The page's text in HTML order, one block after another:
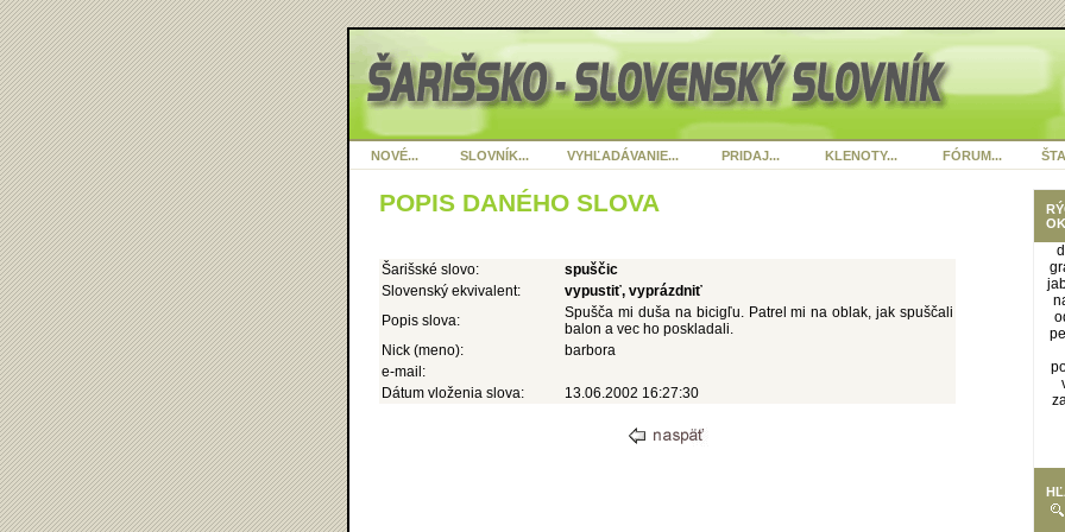
NOVÉ... SLOVNÍK... VYHĽADÁVANIE... PRIDAJ... KLENOTY... FÓRUM...
POPIS DANÉHO SLOVA
Šarišské slovo:
spuščic
Slovenský ekvivalent:
vypustiť, vyprázdniť
Popis slova:
Spušča mi duša na bicigľu. Patrel mi na oblak, jak spuščali
balon a vec ho poskladali.
Nick (meno):
barbora
e-mail:
Dátum vloženia slova:
13.06.2002 16:27:30